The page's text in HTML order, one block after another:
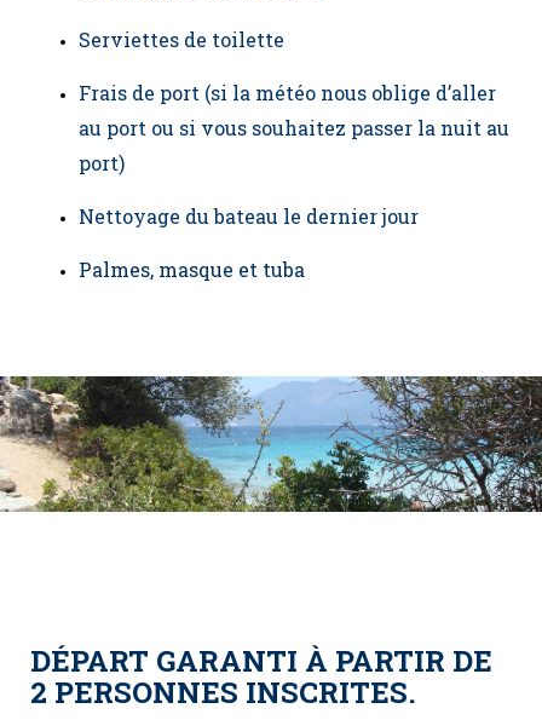
Serviettes de toilette
Frais de port (si la météo nous oblige d’aller
au port ou si vous souhaitez passer la nuit au
port)
Nettoyage du bateau le dernier jour
Palmes, masque et tuba
DÉPART GARANTI À PARTIR DE
2 PERSONNES INSCRITES.